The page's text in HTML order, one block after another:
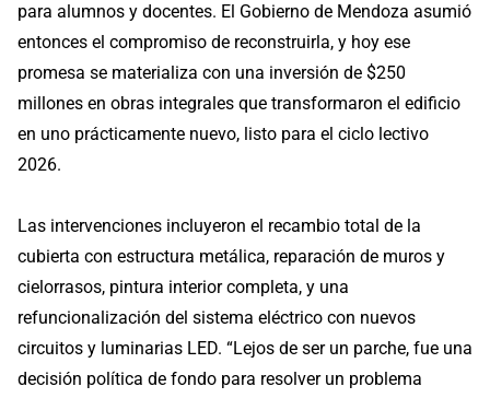
para alumnos y docentes. El Gobierno de Mendoza asumió
entonces el compromiso de reconstruirla, y hoy ese
promesa se materializa con una inversión de $250
millones en obras integrales que transformaron el edificio
en uno prácticamente nuevo, listo para el ciclo lectivo
2026.
Las intervenciones incluyeron el recambio total de la
cubierta con estructura metálica, reparación de muros y
cielorrasos, pintura interior completa, y una
refuncionalización del sistema eléctrico con nuevos
circuitos y luminarias LED. “Lejos de ser un parche, fue una
decisión política de fondo para resolver un problema